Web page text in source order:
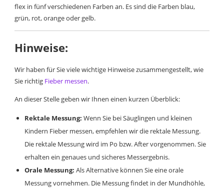
flex in fünf verschiedenen Farben an. Es sind die Farben blau,
grün, rot, orange oder gelb.
Hinweise:
Wir haben für Sie viele wichtige Hinweise zusammengestellt, wie
Sie richtig Fieber messen.
An dieser Stelle geben wir Ihnen einen kurzen Überblick:
Rektale Messung: Wenn Sie bei Säuglingen und kleinen
Kindern Fieber messen, empfehlen wir die rektale Messung.
Die rektale Messung wird im Po bzw. After vorgenommen. Sie
erhalten ein genaues und sicheres Messergebnis.
Orale Messung: Als Alternative können Sie eine orale
Messung vornehmen. Die Messung findet in der Mundhöhle,